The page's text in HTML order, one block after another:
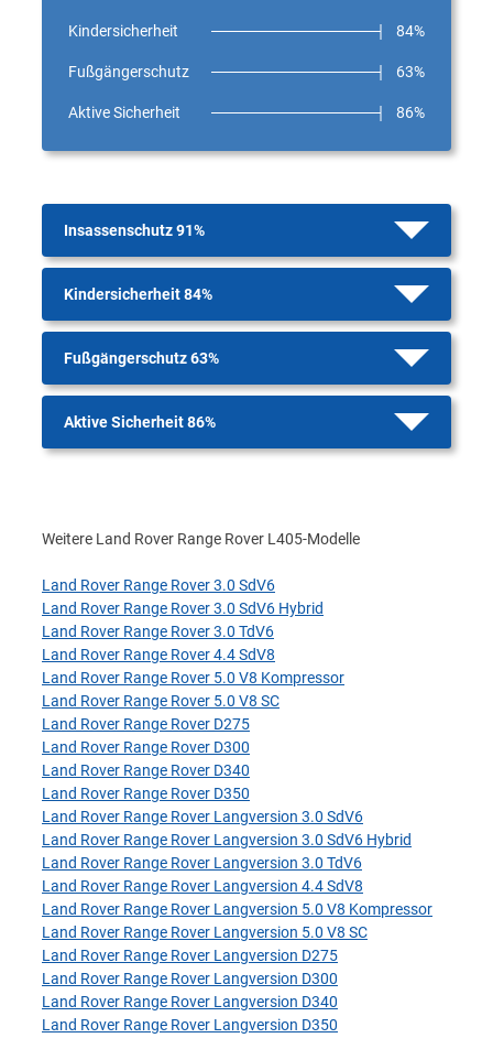
Kindersicherheit 84%
Fußgängerschutz 63%
Aktive Sicherheit 86%
Insassenschutz 91%
Kindersicherheit 84%
Fußgängerschutz 63%
Aktive Sicherheit 86%
Weitere Land Rover Range Rover L405-Modelle
Land Rover Range Rover 3.0 SdV6
Land Rover Range Rover 3.0 SdV6 Hybrid
Land Rover Range Rover 3.0 TdV6
Land Rover Range Rover 4.4 SdV8
Land Rover Range Rover 5.0 V8 Kompressor
Land Rover Range Rover 5.0 V8 SC
Land Rover Range Rover D275
Land Rover Range Rover D300
Land Rover Range Rover D340
Land Rover Range Rover D350
Land Rover Range Rover Langversion 3.0 SdV6
Land Rover Range Rover Langversion 3.0 SdV6 Hybrid
Land Rover Range Rover Langversion 3.0 TdV6
Land Rover Range Rover Langversion 4.4 SdV8
Land Rover Range Rover Langversion 5.0 V8 Kompressor
Land Rover Range Rover Langversion 5.0 V8 SC
Land Rover Range Rover Langversion D275
Land Rover Range Rover Langversion D300
Land Rover Range Rover Langversion D340
Land Rover Range Rover Langversion D350